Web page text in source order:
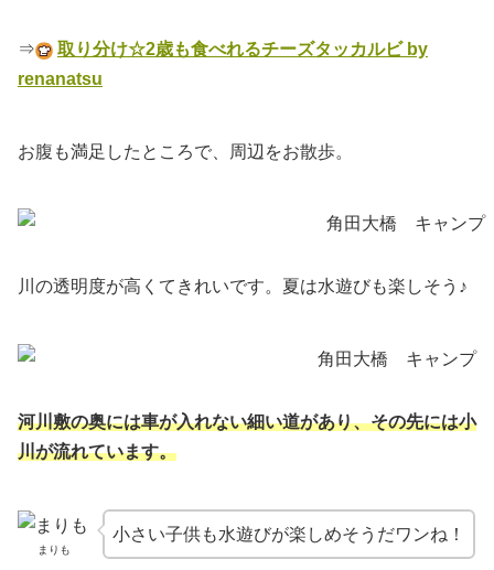
⇒
取り分け☆2歳も食べれるチーズタッカルビ by
renanatsu
お腹も満足したところで、周辺をお散歩。
川の透明度が高くてきれいです。夏は水遊びも楽しそう♪
河川敷の奥には車が入れない細い道があり、その先には小
川が流れています。
まりも
小さい子供も水遊びが楽しめそうだワンね！